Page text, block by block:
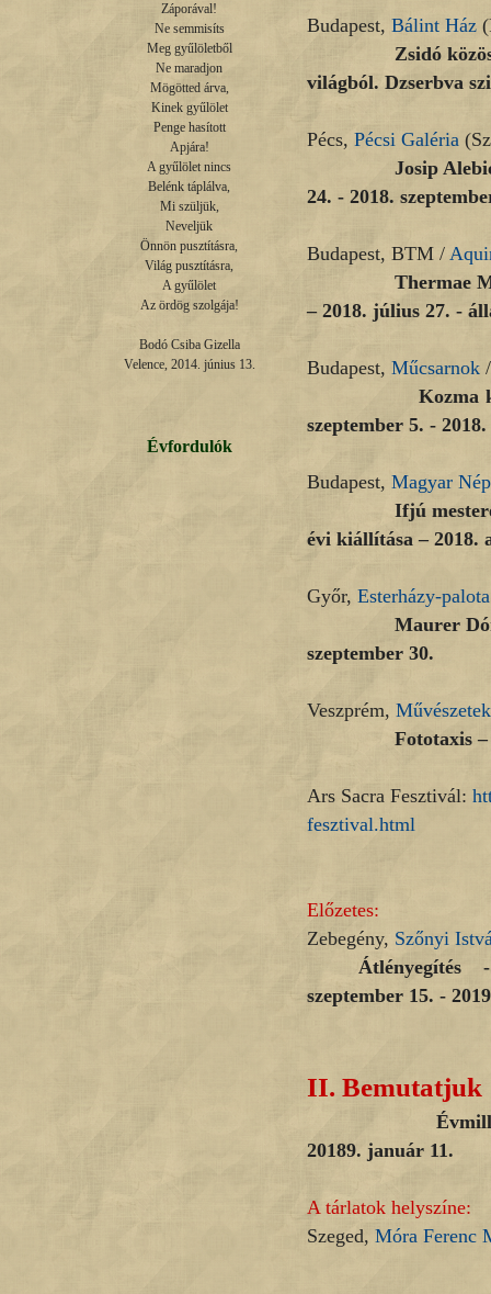
Záporával!
Ne semmisíts
Meg gyűlöletből
Ne maradjon
Mögötted árva,
Kinek gyűlölet
Penge hasított
Apjára!
A gyűlölet nincs
Belénk táplálva,
Mi szüljük,
Neveljük
Önnön pusztításra,
Világ pusztításra,
A gyűlölet
Az ördög szolgája!
Bodó Csiba Gizella
Velence, 2014. június 13.
Évfordulók
Budapest, Bálint Ház
Zsidó közösség
világból. Dzserbva
Pécs, Pécsi Galéria
Josip Alebić
24. - 2018.
Budapest, BTM /
Thermae
– 2018. július 27. -
Budapest, Műcsarnok
Kozma
szeptember 5. -
Budapest, Magyar
Ifjú mesterek
évi kiállítása – 2018.
Győr, Esterházy-palota
Maurer Dóra:
szeptember 30.
Veszprém,
Fototaxis –
Ars Sacra Fesztivál:
fesztival.html
Előzetes:
Zebegény, Szőnyi
Átlényegítés
szeptember 15. -
II. Bemutatjuk
Évmilliók urai.
20189. január 11.
A tárlatok helyszíne:
Szeged, Móra Ferenc